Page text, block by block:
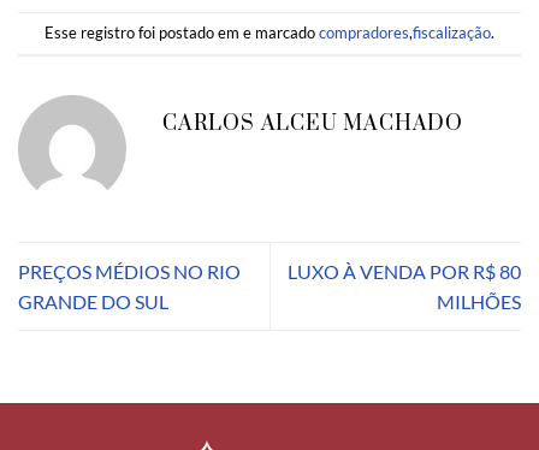
Esse registro foi postado em e marcadocompradores,fiscalização.
CARLOS ALCEU MACHADO
PREÇOS MÉDIOS NO RIO
GRANDE DO SUL
LUXO À VENDA POR R$ 80
MILHÕES